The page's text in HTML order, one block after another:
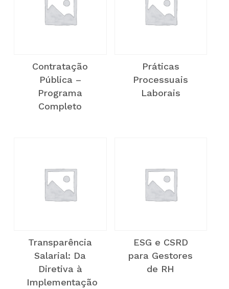
Contratação
Pública –
Programa
Completo
Práticas
Processuais
Laborais
Transparência
Salarial: Da
Diretiva à
Implementação
ESG e CSRD
para Gestores
de RH